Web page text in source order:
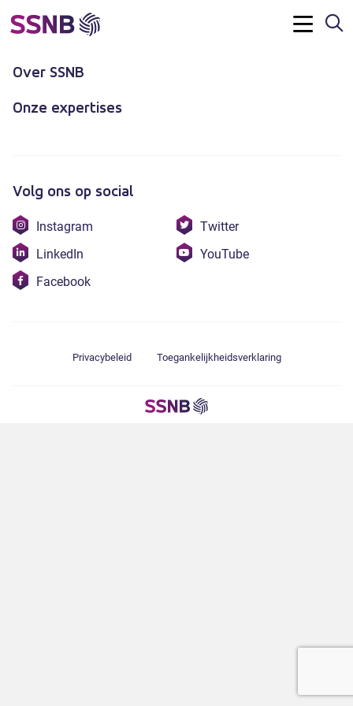
Contact
Over SSNB
Onze expertises
Volg ons op social
Bezoek
onze
instagram
Instagram
Bezoek
onze
Twitter
Bezoek
onze
LinkedIn
Bezoek
YouTube
Bezoek
Facebook
Privacybeleid Toegankelijkheidsverklaring